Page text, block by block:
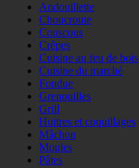
Andouillette
Choucroute
Couscous
Crêpes
Cuisine au feu de bois
Cuisine du marché
Fondue
Grenouilles
Grill
Huitres et coquillages
Mâchon
Moules
Pâtes